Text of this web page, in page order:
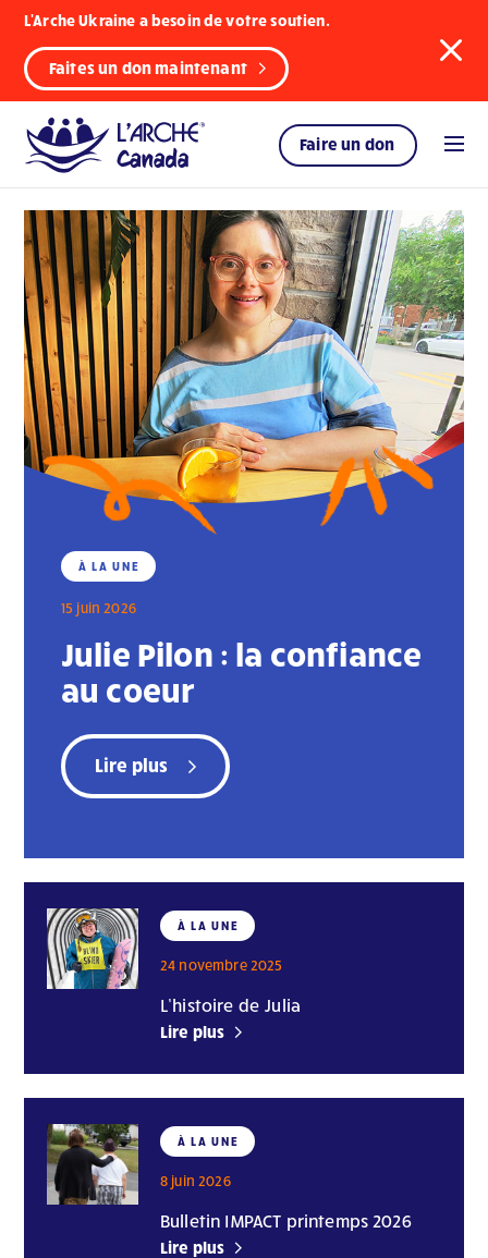
L'Arche Ukraine a besoin de votre soutien.
Faites un don maintenant
Faire un don
À LA UNE
24 novembre 2025
L’histoire de Julia
Lire plus
À LA UNE
8 juin 2026
Bulletin IMPACT printemps 2026
Lire plus
À LA UNE
15 juin 2026
Julie Pilon : la confiance
au coeur
Lire plus